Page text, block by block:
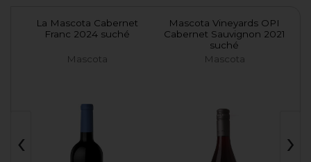
La Mascota Cabernet
Franc 2024 suché
Mascota
Mascota Vineyards OPI
Cabernet Sauvignon 2021
suché
Mascota
‹ ›